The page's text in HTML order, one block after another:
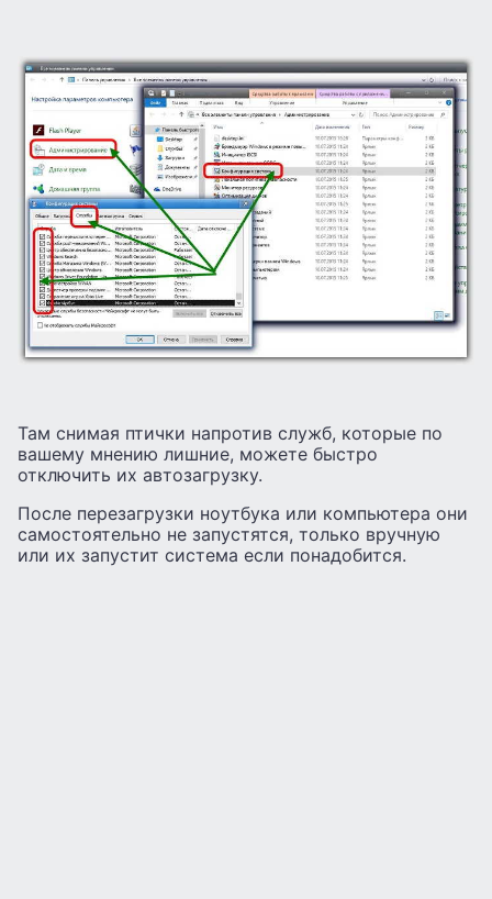
Там снимая птички напротив служб, которые по
вашему мнению лишние, можете быстро
отключить их автозагрузку.
После перезагрузки ноутбука или компьютера они
самостоятельно не запустятся, только вручную
или их запустит система если понадобится.